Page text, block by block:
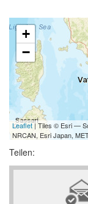
+
−
Leaflet| Tiles © Esri —
NRCAN, Esri Japan,
Teilen: